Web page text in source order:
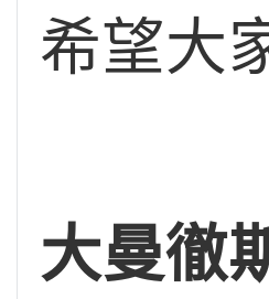
希望大
大曼徹